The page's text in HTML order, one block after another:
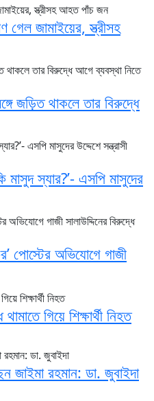
গেল জামাইয়ের, স্ত্রীসহ
জড়িত থাকলে তার বিরুদ্ধে
মাসুদ স্যার?’- এসপি মাসুদের
পোস্টের অভিযোগে গাজী
গিয়ে শিক্ষার্থী নিহত
জাইমা রহমান: ডা. জুবাইদা